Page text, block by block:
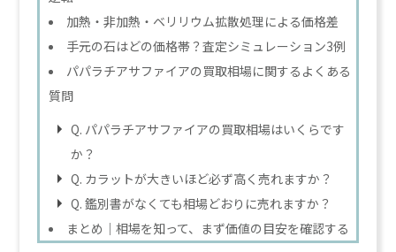
加熱・非加熱・ベリリウム拡散処理による価格差
手元の石はどの価格帯？査定シミュレーション3例
パパラチアサファイアの買取相場に関するよくある
質問
Q. パパラチアサファイアの買取相場はいくらです
か？
Q. カラットが大きいほど必ず高く売れますか？
Q. 鑑別書がなくても相場どおりに売れますか？
まとめ｜相場を知って、まず価値の目安を確認する